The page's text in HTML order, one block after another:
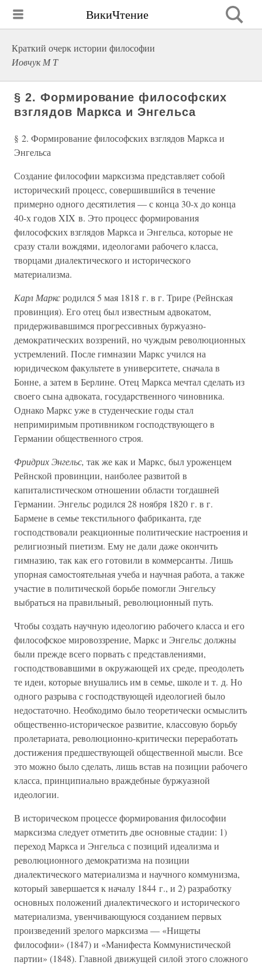
ВикиЧтение
Краткий очерк истории философии
Иовчук М Т
§ 2. Формирование философских
взглядов Маркса и Энгельса
§ 2. Формирование философских взглядов Маркса и
Энгельса
Создание философии марксизма представляет собой
исторический процесс, совершившийся в течение
примерно одного десятилетия — с конца 30-х до конца
40-х годов XIX в. Это процесс формирования
философских взглядов Маркса и Энгельса, которые не
сразу стали вождями, идеологами рабочего класса,
творцами диалектического и исторического
материализма.
Карл Марксродился 5 мая 1818 г. в г. Трире (Рейнская
провинция). Его отец был известным адвокатом,
придерживавшимся прогрессивных буржуазно-
демократических воззрений, но чуждым революционных
устремлений. После гимназии Маркс учился на
юридическом факультете в университете, сначала в
Бонне, а затем в Берлине. Отец Маркса мечтал сделать из
своего сына адвоката, государственного чиновника.
Однако Маркс уже в студенческие годы стал
непримиримым противником господствующего в
Германии общественного строя.
Фридрих Энгельс, так же как и Маркс, был уроженцем
Рейнской провинции, наиболее развитой в
капиталистическом отношении области тогдашней
Германии. Энгельс родился 28 ноября 1820 г. в г.
Бармене в семье текстильного фабриканта, где
господствовали реакционные политические настроения и
религиозный пиетизм. Ему не дали даже окончить
гимназию, так как его готовили в коммерсанты. Лишь
упорная самостоятельная учеба и научная работа, а также
участие в политической борьбе помогли Энгельсу
выбраться на правильный, революционный путь.
Чтобы создать научную идеологию рабочего класса и его
философское мировоззрение, Маркс и Энгельс должны
были прежде всего порвать с представлениями,
господствовавшими в окружающей их среде, преодолеть
те идеи, которые внушались им в семье, школе и т. д. Но
одного разрыва с господствующей идеологией было
недостаточно. Необходимо было теоретически осмыслить
общественно-историческое развитие, классовую борьбу
пролетариата, революционно-критически переработать
достижения предшествующей общественной мысли. Все
это можно было сделать, лишь встав на позиции рабочего
класса, принципиально враждебные буржуазной
идеологии.
В историческом процессе формирования философии
марксизма следует отметить две основные стадии: 1)
переход Маркса и Энгельса с позиций идеализма и
революционного демократизма на позиции
диалектического материализма и научного коммунизма,
который завершается к началу 1844 г., и 2) разработку
основных положений диалектического и исторического
материализма, увенчивающуюся созданием первых
произведений зрелого марксизма — «Нищеты
философии» (1847) и «Манифеста Коммунистической
партии» (1848). Главной движущей силой этого сложного